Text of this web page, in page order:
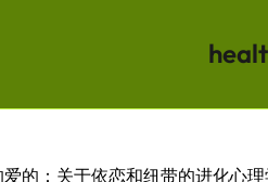
的：关于依恋和纽带的进化心